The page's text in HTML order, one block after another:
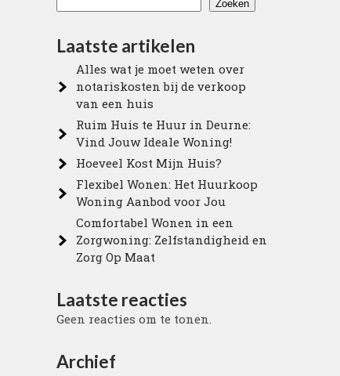
Zoeken
Laatste artikelen
Alles wat je moet weten over
notariskosten bij de verkoop
van een huis
Ruim Huis te Huur in Deurne:
Vind Jouw Ideale Woning!
Hoeveel Kost Mijn Huis?
Flexibel Wonen: Het Huurkoop
Woning Aanbod voor Jou
Comfortabel Wonen in een
Zorgwoning: Zelfstandigheid en
Zorg Op Maat
Laatste reacties
Geen reacties om te tonen.
Archief